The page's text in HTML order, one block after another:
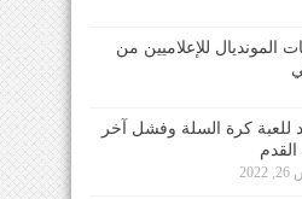
المونديال للإعلاميين من
السلة وفشل آخر للعبة كرة